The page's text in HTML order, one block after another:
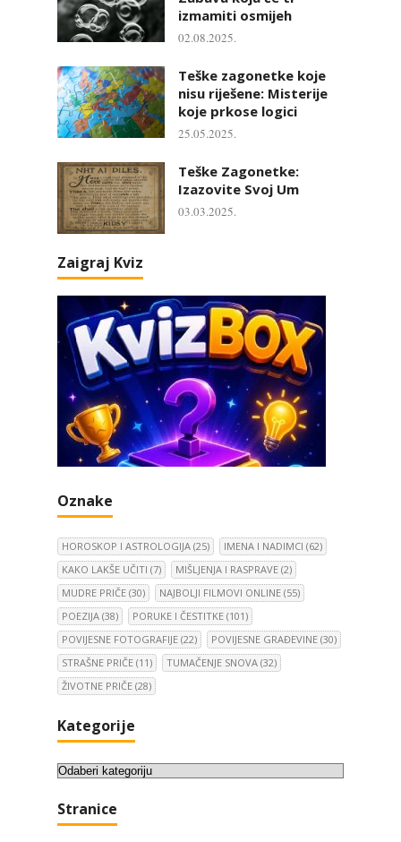
izmamiti osmijeh
02.08.2025.
Teške zagonetke koje
nisu riješene: Misterije
koje prkose logici
25.05.2025.
Teške Zagonetke:
Izazovite Svoj Um
03.03.2025.
Zaigraj Kviz
Oznake
HOROSKOP I ASTROLOGIJA (25) IMENA I NADIMCI (62)
KAKO LAKŠE UČITI (7) MIŠLJENJA I RASPRAVE (2)
MUDRE PRIČE (30) NAJBOLJI FILMOVI ONLINE (55)
POEZIJA (38) PORUKE I ČESTITKE (101)
POVIJESNE FOTOGRAFIJE (22) POVIJESNE GRAĐEVINE (30)
STRAŠNE PRIČE (11) TUMAČENJE SNOVA (32)
ŽIVOTNE PRIČE (28)
Kategorije
K
t
Stranice